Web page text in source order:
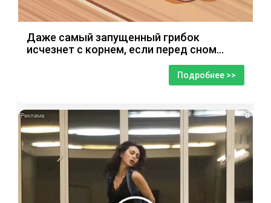
Даже самый запущенный грибок
исчезнет с корнем, если перед сном…
Подробнее >>
i